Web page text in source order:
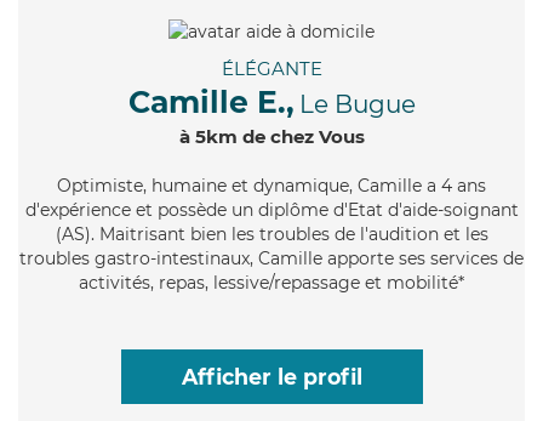
ÉLÉGANTE
Camille E., Le Bugue
à 5km de chez Vous
Optimiste, humaine et dynamique, Camille a 4 ans
d'expérience et possède un diplôme d'Etat d'aide-soignant
(AS). Maitrisant bien les troubles de l'audition et les
troubles gastro-intestinaux, Camille apporte ses services de
activités, repas, lessive/repassage et mobilité*
Afficher le profil